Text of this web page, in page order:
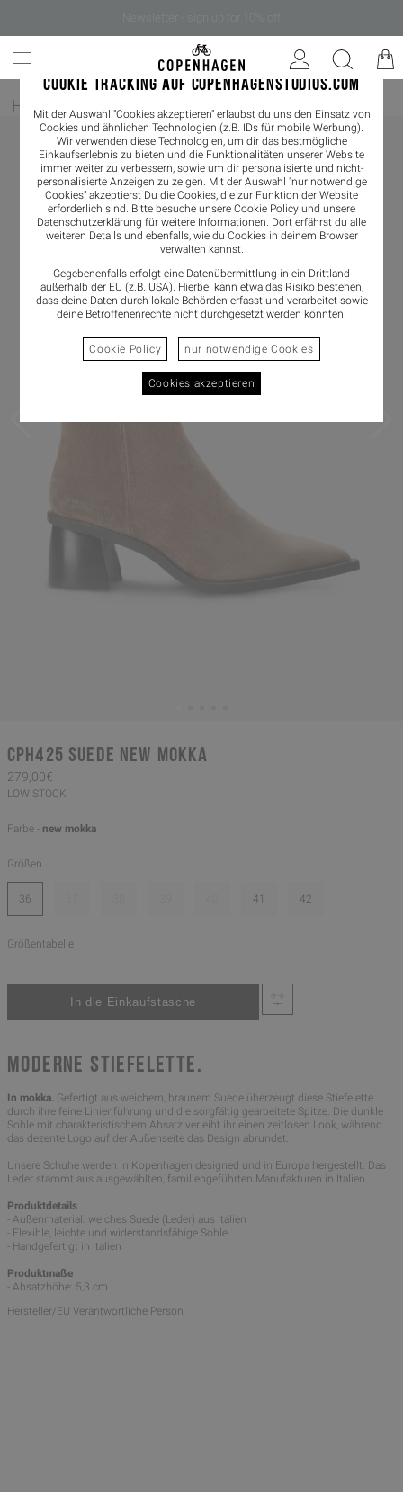
COOKIE TRACKING AUF COPENHAGENSTUDIOS.COM
Mit der Auswahl "Cookies akzeptieren" erlaubst du uns den Einsatz von
Cookies und ähnlichen Technologien (z.B. IDs für mobile Werbung).
Wir verwenden diese Technologien, um dir das bestmögliche
Einkaufserlebnis zu bieten und die Funktionalitäten unserer Website
immer weiter zu verbessern, sowie um dir personalisierte und nicht-
personalisierte Anzeigen zu zeigen. Mit der Auswahl "nur notwendige
Cookies" akzeptierst Du die Cookies, die zur Funktion der Website
erforderlich sind. Bitte besuche unsere Cookie Policy und unsere
Datenschutzerklärung für weitere Informationen. Dort erfährst du alle
weiteren Details und ebenfalls, wie du Cookies in deinem Browser
verwalten kannst.
Gegebenenfalls erfolgt eine Datenübermittlung in ein Drittland
außerhalb der EU (z.B. USA). Hierbei kann etwa das Risiko bestehen,
dass deine Daten durch lokale Behörden erfasst und verarbeitet sowie
deine Betroffenenrechte nicht durchgesetzt werden könnten.
Cookie Policy nur notwendige Cookies
Cookies akzeptieren
Home / Damen/ Boots Heeled Boots
CPH425 suede new mokka
279,00€
LOW STOCK
Farbe - new mokka
Größen
36 41 42
Größentabelle
MODERNE STIEFELETTE.
In mokka. Gefertigt aus weichem, braunem Suede überzeugt diese Stiefelette
durch ihre feine Linienführung und die sorgfältig gearbeitete Spitze. Die dunkle
Sohle mit charakteristischem Absatz verleiht ihr einen zeitlosen Look, während
das dezente Logo auf der Außenseite das Design abrundet.
Unsere Schuhe werden in Kopenhagen designed und in Europa hergestellt. Das
Leder stammt aus ausgewählten, familiengeführten Manufakturen in Italien.
Produktdetails
- Außenmaterial: weiches Suede (Leder) aus Italien
- Flexible, leichte und widerstandsfähige Sohle
- Handgefertigt in Italien
Produktmaße
- Absatzhöhe: 5,3 cm
Hersteller/EU Verantwortliche Person